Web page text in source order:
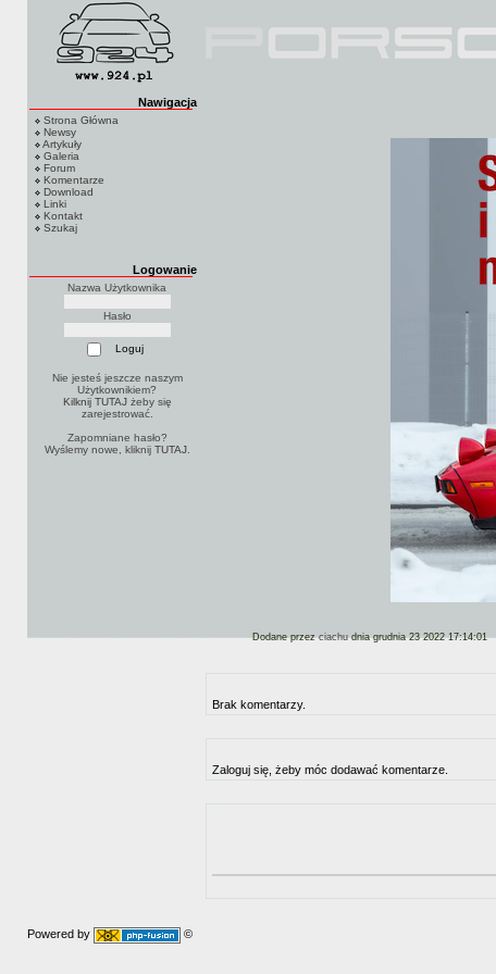
Nawigacja
Strona Główna
Newsy
Artykuły
Galeria
Forum
Komentarze
Download
Linki
Kontakt
Szukaj
Logowanie
Nazwa Użytkownika
Hasło
Nie jesteś jeszcze naszym
Użytkownikiem?
Kilknij TUTAJżeby się
zarejestrować.
Zapomniane hasło?
Wyślemy nowe, kliknij TUTAJ.
Dodane przezciachudnia grudnia 23 2022 17:14:01
Brak komentarzy.
Zaloguj się, żeby móc dodawać komentarze.
Powered by ©